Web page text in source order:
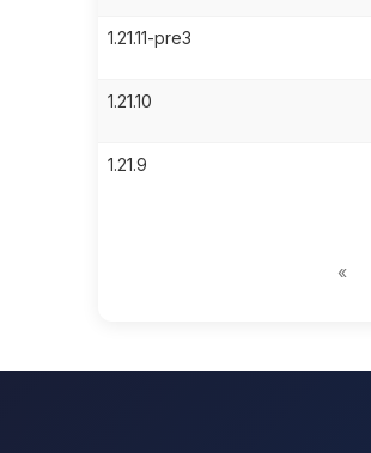
1.21.11-pre3
1.21.10
1.21.9
«